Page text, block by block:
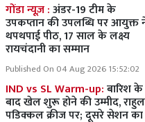
गोंडा न्यूज़ :अंडर-19 टीम के
उपकप्तान की उपलब्धि पर आयुक्त
थपथपाई पीठ, 17 साल के लक्ष्य
रायचंदानी का सम्मान
Published On 04 Aug 2026 15:52:02
IND vs SL Warm-up:बारिश के
बाद खेल शुरू होने की उम्मीद,
पडिक्कल क्रीज पर; दूसरे सेशन का